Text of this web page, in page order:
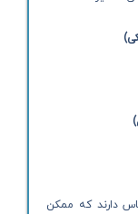
دارند که ممکن